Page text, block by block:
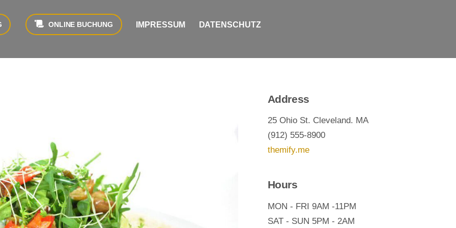
ONLINE BUCHUNG IMPRESSUM DATENSCHUTZ
Address
25 Ohio St. Cleveland. MA
(912) 555-8900
themify.me
Hours
MON - FRI 9AM -11PM
SAT - SUN 5PM - 2AM